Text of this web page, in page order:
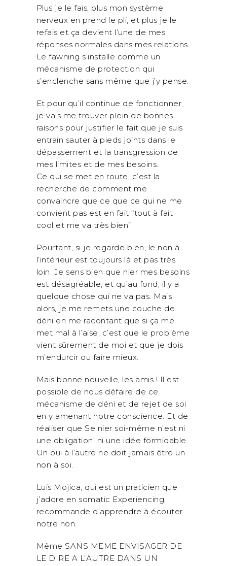
Plus je le fais, plus mon système
nerveux en prend le pli, et plus je le
refais et ça devient l’une de mes
réponses normales dans mes relations.
Le fawning s’installe comme un
mécanisme de protection qui
s’enclenche sans même que j’y pense.
Et pour qu’il continue de fonctionner,
je vais me trouver plein de bonnes
raisons pour justifier le fait que je suis
entrain sauter à pieds joints dans le
dépassement et la transgression de
mes limites et de mes besoins.
Ce qui se met en route, c’est la
recherche de comment me
convaincre que ce que ce qui ne me
convient pas est en fait “tout à fait
cool et me va très bien”.
Pourtant, si je regarde bien, le non à
l’intérieur est toujours là et pas très
loin. Je sens bien que nier mes besoins
est désagréable, et qu’au fond, il y a
quelque chose qui ne va pas. Mais
alors, je me remets une couche de
déni en me racontant que si ça me
met mal à l’aise, c’est que le problème
vient sûrement de moi et que je dois
m’endurcir ou faire mieux.
Mais bonne nouvelle, les amis ! Il est
possible de nous défaire de ce
mécanisme de déni et de rejet de soi
en y amenant notre conscience. Et de
réaliser que Se nier soi-même n’est ni
une obligation, ni une idée formidable.
Un oui à l’autre ne doit jamais être un
non à soi.
Luis Mojica, qui est un praticien que
j’adore en somatic Experiencing,
recommande d’apprendre à écouter
notre non.
Même SANS MEME ENVISAGER DE
LE DIRE A L’AUTRE DANS UN